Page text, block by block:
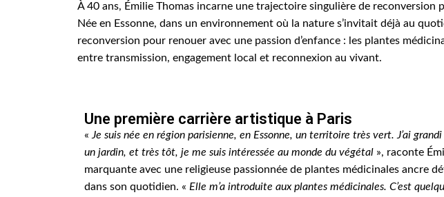
À 40 ans, Émilie Thomas incarne une trajectoire singulière de
Née en Essonne, dans un environnement où la nature s’invitait déjà au
reconversion pour renouer avec une passion d’enfance : les plantes
entre transmission, engagement local et reconnexion au vivant.
Une première carrière artistique à Paris
« Je suis née en région parisienne, en Essonne, un territoire très vert. J’ai
un jardin, et très tôt, je me suis intéressée au monde du végétal », raconte
marquante avec une religieuse passionnée de plantes médicinales ancre
dans son quotidien. « Elle m’a introduite aux plantes médicinales. C’est